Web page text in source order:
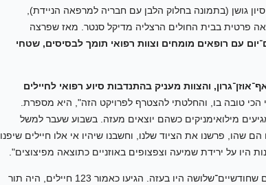
גושן (בתמונה בחלוק הלבן עם חבריה למרפאה הניידת),
פרטית בבית החולים הרצליה מדיקל סנטר. מאז שפרצה
עם רופאים מומחים וצוות רפואי תומך לבסיסים, שטחי
והצוות מעניק בהתנדבות סיוע רפואי לחיילים
טובה בו, והחלטתי להצטרף לפרויקט הזה", היא מספרת.
מילואימניקים כשהם יוצאים מעזה. בשבוע שעבר למשל
פרשנו את הציוד שלנו, וחשבנו שיהיו אי אלו חיילים שיפנו
: "המפגש עם אנשי המילואים מאוד מרגש. אלה אנשים שחודשיים־שלושה היו בעזה. הגיעו כאמור 123 חיילים, היה תור